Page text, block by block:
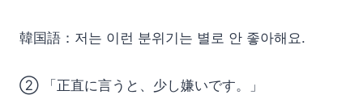
韓国語：저는 이런 분위기는 별로 안 좋아해요.
② 「正直に言うと、少し嫌いです。」